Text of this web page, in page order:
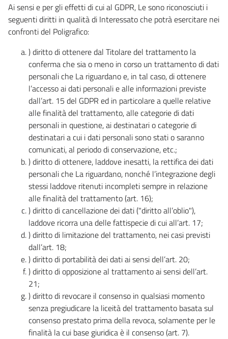
Ai sensi e per gli effetti di cui al GDPR, Le sono riconosciuti i
seguenti diritti in qualità di Interessato che potrà esercitare nei
confronti del Poligrafico:
) diritto di ottenere dal Titolare del trattamento la
conferma che sia o meno in corso un trattamento di dati
personali che La riguardano e, in tal caso, di ottenere
l’accesso ai dati personali e alle informazioni previste
dall’art. 15 del GDPR ed in particolare a quelle relative
alle finalità del trattamento, alle categorie di dati
personali in questione, ai destinatari o categorie di
destinatari a cui i dati personali sono stati o saranno
comunicati, al periodo di conservazione, etc.;
) diritto di ottenere, laddove inesatti, la rettifica dei dati
personali che La riguardano, nonché l’integrazione degli
stessi laddove ritenuti incompleti sempre in relazione
alle finalità del trattamento (art. 16);
) diritto di cancellazione dei dati ("diritto all’oblio"),
laddove ricorra una delle fattispecie di cui all’art. 17;
) diritto di limitazione del trattamento, nei casi previsti
dall’art. 18;
) diritto di portabilità dei dati ai sensi dell’art. 20;
) diritto di opposizione al trattamento ai sensi dell’art.
21;
) diritto di revocare il consenso in qualsiasi momento
senza pregiudicare la liceità del trattamento basata sul
consenso prestato prima della revoca, solamente per le
finalità la cui base giuridica è il consenso (art. 7).